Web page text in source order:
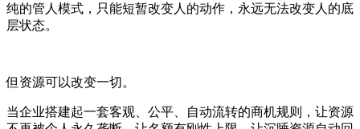
纯的管人模式，只能短暂改变人的动作，永远无法改变人的底
层状态。
但资源可以改变一切。
当企业搭建起一套客观、公平、自动流转的商机规则，让资源